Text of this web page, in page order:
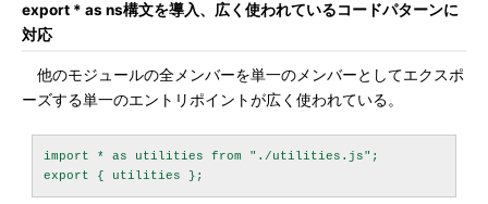
export * as ns構文を導入、広く使われているコードパターンに
対応
他のモジュールの全メンバーを単一のメンバーとしてエクスポ
ーズする単一のエントリポイントが広く使われている。
import * as utilities from "./utilities.js";